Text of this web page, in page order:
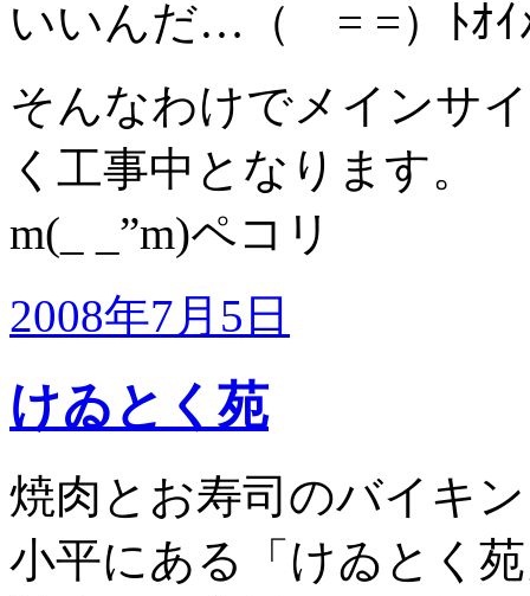
いいんだ…（ = =）ﾄｵｲ
そんなわけでメインサ
く工事中となります。
m(_ _”m)ペコリ
2008年7月5日
けゐとく苑
焼肉とお寿司のバイキ
小平にある「けゐとく